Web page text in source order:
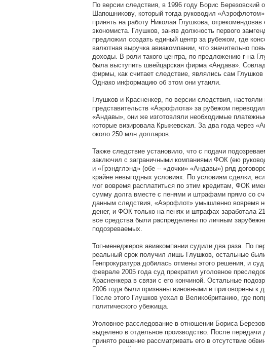
По версии следствия, в 1996 году Борис Березовский
Шапошникову, который тогда руководил
принять на работу Николая Глушкова, отрекомендовав
экономиста. Глушков, заняв должность первого
предложил создать единый центр за рубежом, где
валютная выручка авиакомпании, что значительно
доходы. В роли такого центра, по предложению г-на
была выступить швейцарская фирма «Андава».
фирмы, как считает следствие, являлись сам Глушков
Однако информацию об этом они утаили.
Глушков и Красненкер, по версии следствия,
представительств «Аэрофлота» за рубежом
«Андавы», они же изготовляли необходимые
которые визировала Крыжевская. За два года через
около 250 млн долларов.
Также следствие установило, что с подачи
заключил с заграничными компаниями ФОК (ею
и «Грэндглэнд» (обе -- «дочки» «Андавы») ряд
крайне невыгодных условиях. По условиям сделки,
мог вовремя расплатиться по этим кредитам, ФОК
сумму долга вместе с пенями и штрафами прямо со
данным следствия, «Аэрофлот» умышленно вовремя
денег, и ФОК только на пенях и штрафах заработала
все средства были распределены по личным
подозреваемых.
Топ-менеджеров авиакомпании судили два раза. По
реальный срок получил лишь Глушков, остальные
Генпрокуратура добилась отмены этого решения, и
феврале 2005 года суд прекратил уголовное
Красненкера в связи с его кончиной. Остальные
2006 года были признаны виновными и приговорены к
После этого Глушков уехал в Великобританию, где
политического убежища.
Уголовное расследование в отношении Бориса
выделено в отдельное производство. После
принято решение рассматривать его в отсутствие